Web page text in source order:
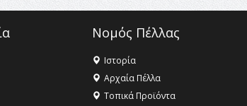
Νομός Πέλλας
Ιστορία
Αρχαία Πέλλα
Τοπικά Προϊόντα